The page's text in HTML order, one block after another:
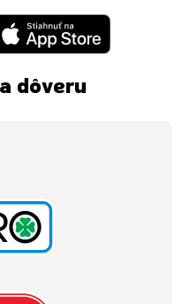
dôveru